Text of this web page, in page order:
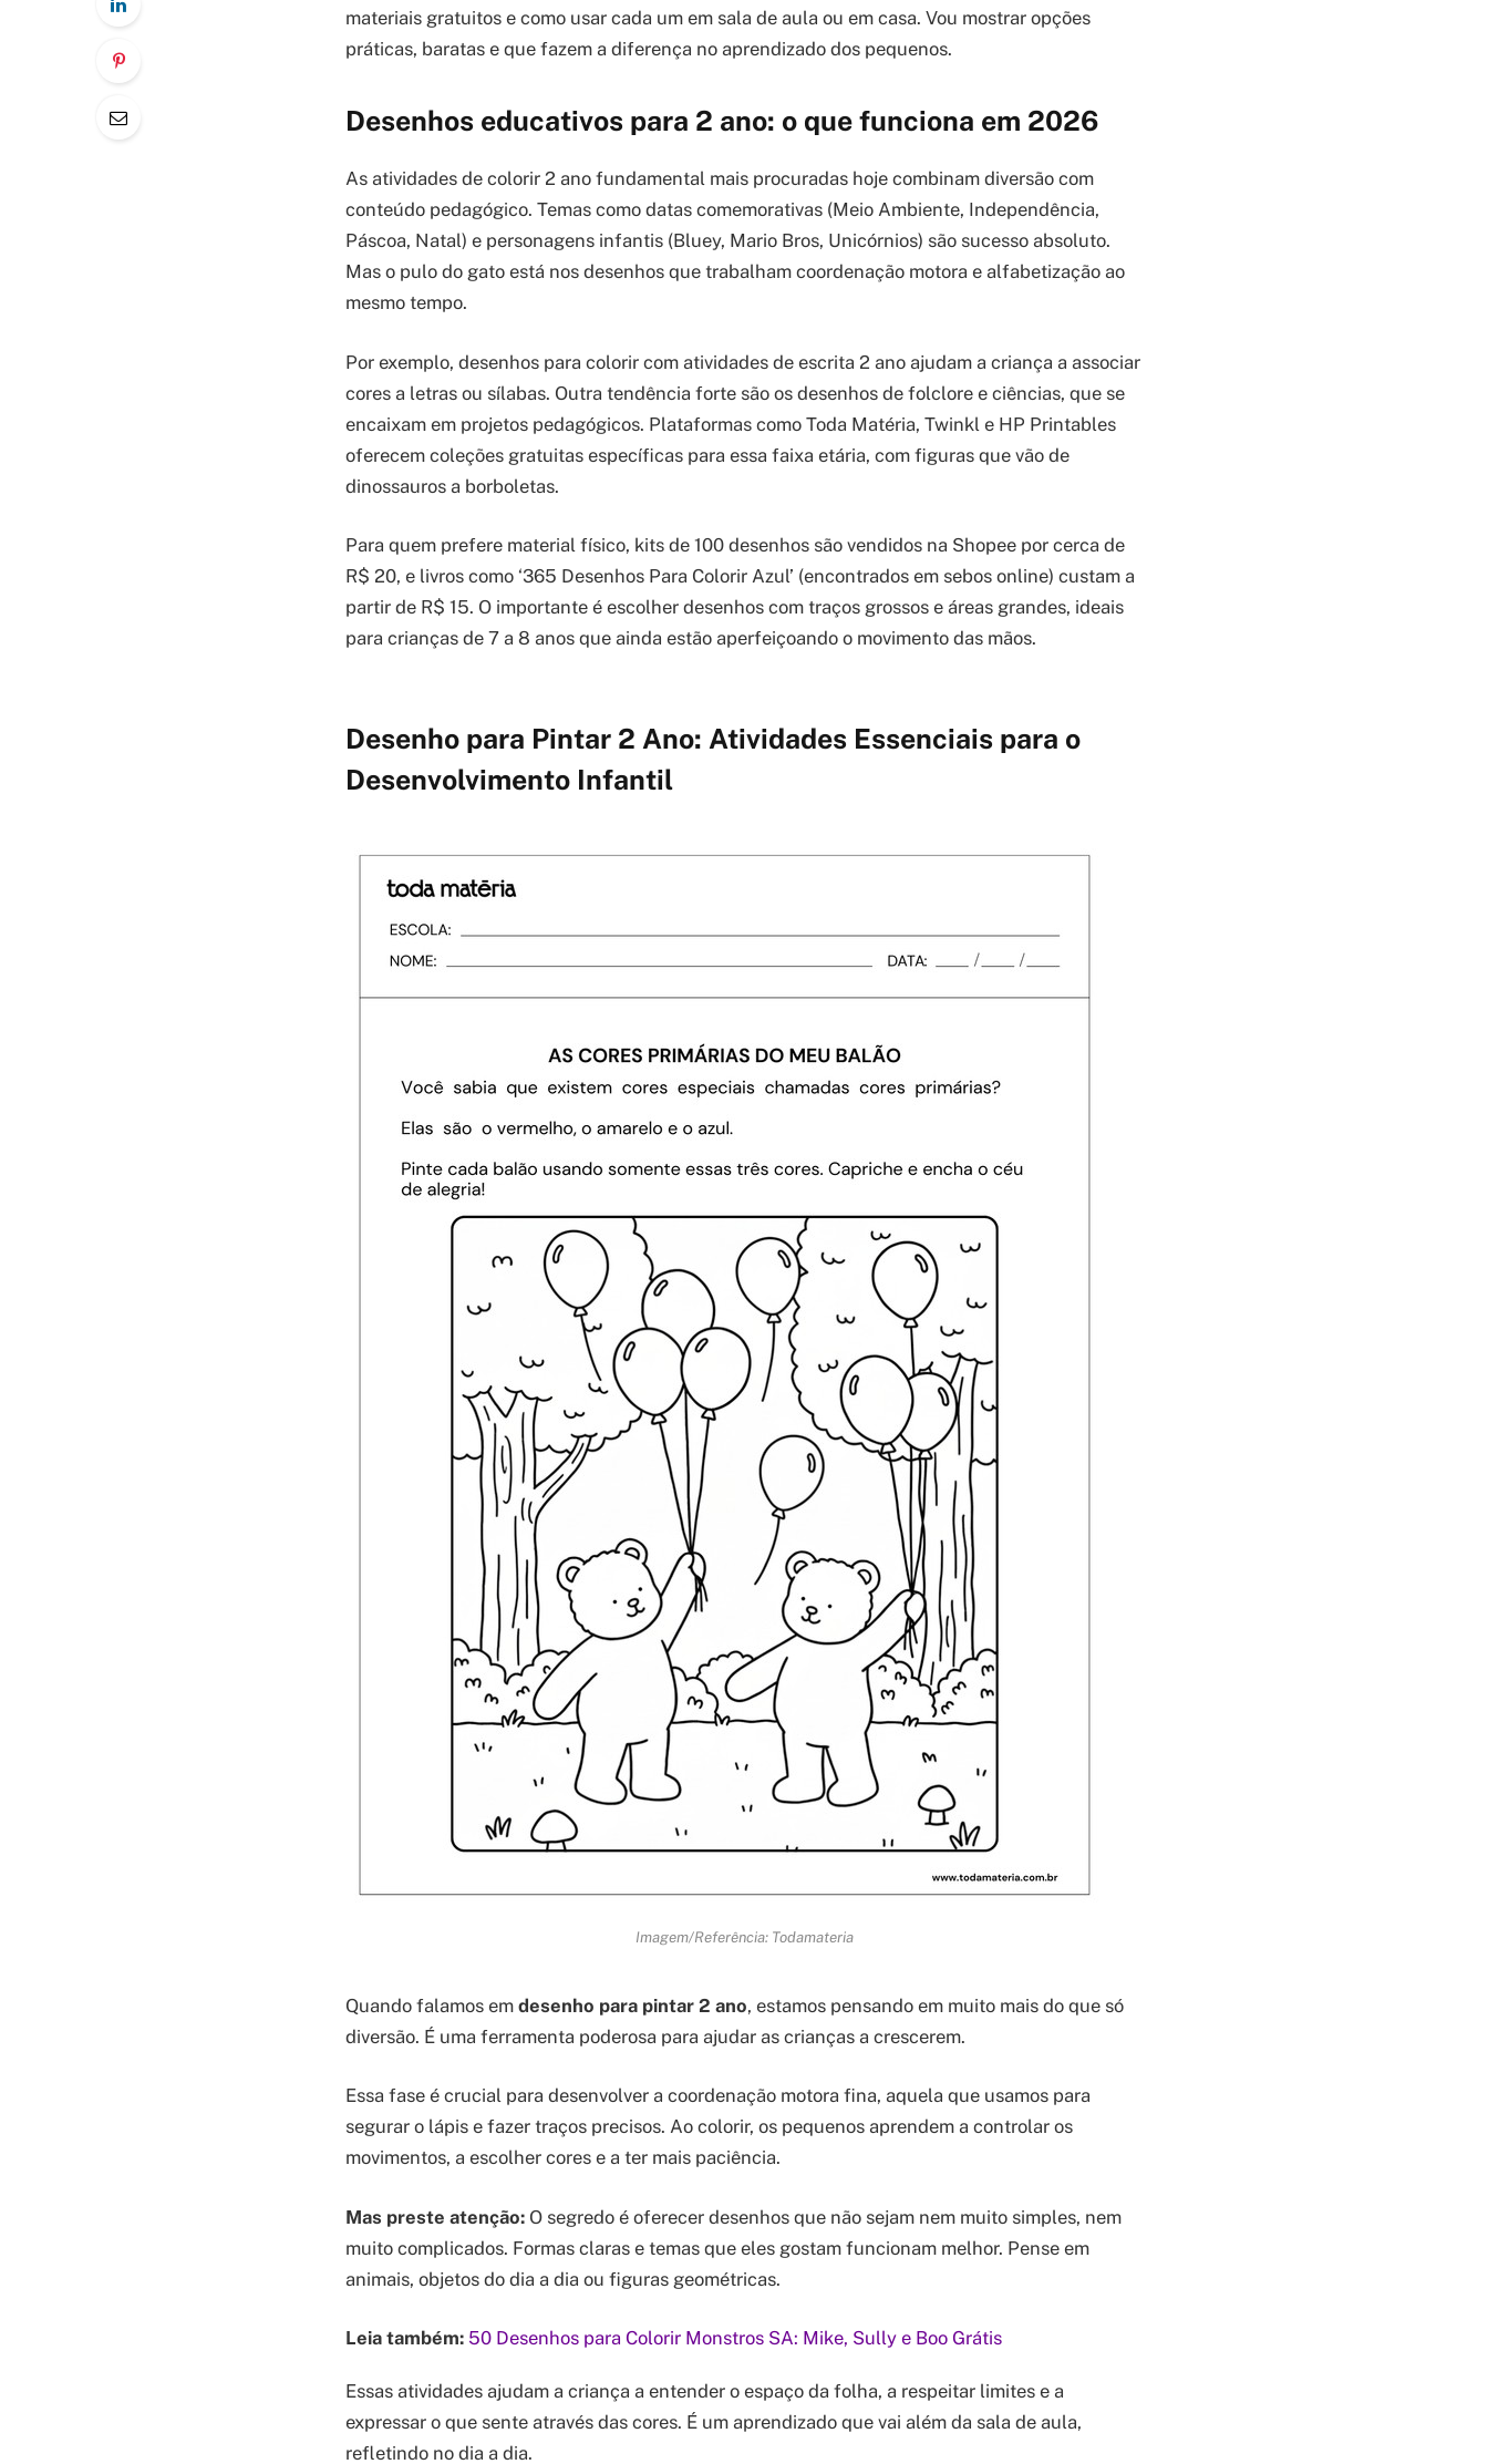
materiais gratuitos e como usar cada um em sala de aula ou em casa. Vou mostrar opções
práticas, baratas e que fazem a diferença no aprendizado dos pequenos.
Desenhos educativos para 2 ano: o que funciona em 2026
As atividades de colorir 2 ano fundamental mais procuradas hoje combinam diversão com
conteúdo pedagógico. Temas como datas comemorativas (Meio Ambiente, Independência,
Páscoa, Natal) e personagens infantis (Bluey, Mario Bros, Unicórnios) são sucesso absoluto.
Mas o pulo do gato está nos desenhos que trabalham coordenação motora e alfabetização ao
mesmo tempo.
Por exemplo, desenhos para colorir com atividades de escrita 2 ano ajudam a criança a associar
cores a letras ou sílabas. Outra tendência forte são os desenhos de folclore e ciências, que se
encaixam em projetos pedagógicos. Plataformas como Toda Matéria, Twinkl e HP Printables
oferecem coleções gratuitas específicas para essa faixa etária, com figuras que vão de
dinossauros a borboletas.
Para quem prefere material físico, kits de 100 desenhos são vendidos na Shopee por cerca de
R$ 20, e livros como ‘365 Desenhos Para Colorir Azul’ (encontrados em sebos online) custam a
partir de R$ 15. O importante é escolher desenhos com traços grossos e áreas grandes, ideais
para crianças de 7 a 8 anos que ainda estão aperfeiçoando o movimento das mãos.
Desenho para Pintar 2 Ano: Atividades Essenciais para o
Desenvolvimento Infantil
Imagem/Referência: Todamateria
Quando falamos em desenho para pintar 2 ano, estamos pensando em muito mais do que só
diversão. É uma ferramenta poderosa para ajudar as crianças a crescerem.
Essa fase é crucial para desenvolver a coordenação motora fina, aquela que usamos para
segurar o lápis e fazer traços precisos. Ao colorir, os pequenos aprendem a controlar os
movimentos, a escolher cores e a ter mais paciência.
Mas preste atenção: O segredo é oferecer desenhos que não sejam nem muito simples, nem
muito complicados. Formas claras e temas que eles gostam funcionam melhor. Pense em
animais, objetos do dia a dia ou figuras geométricas.
Leia também: 50 Desenhos para Colorir Monstros SA: Mike, Sully e Boo Grátis
Essas atividades ajudam a criança a entender o espaço da folha, a respeitar limites e a
expressar o que sente através das cores. É um aprendizado que vai além da sala de aula,
refletindo no dia a dia.